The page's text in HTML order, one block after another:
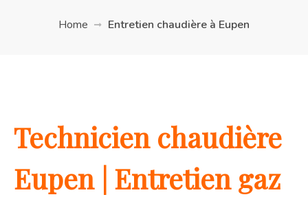
Home Entretien chaudière à Eupen
Technicien chaudière
Eupen | Entretien gaz